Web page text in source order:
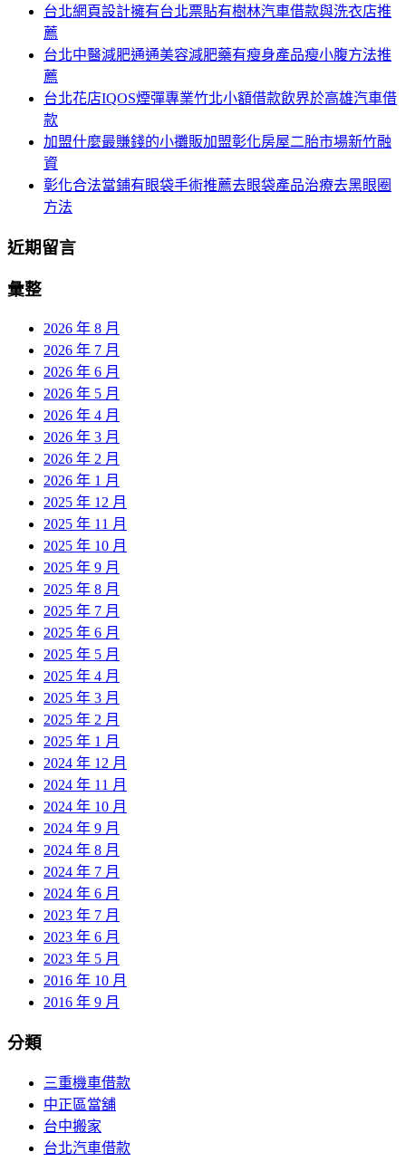
台北網頁設計擁有台北票貼有樹林汽車借款與洗衣店推
薦
台北中醫減肥通通美容減肥藥有瘦身產品瘦小腹方法推
薦
台北花店IQOS煙彈專業竹北小額借款飲界於高雄汽車借
款
加盟什麼最賺錢的小攤販加盟彰化房屋二胎市場新竹融
資
彰化合法當鋪有眼袋手術推薦去眼袋產品治療去黑眼圈
方法
近期留言
彙整
2026 年 8 月
2026 年 7 月
2026 年 6 月
2026 年 5 月
2026 年 4 月
2026 年 3 月
2026 年 2 月
2026 年 1 月
2025 年 12 月
2025 年 11 月
2025 年 10 月
2025 年 9 月
2025 年 8 月
2025 年 7 月
2025 年 6 月
2025 年 5 月
2025 年 4 月
2025 年 3 月
2025 年 2 月
2025 年 1 月
2024 年 12 月
2024 年 11 月
2024 年 10 月
2024 年 9 月
2024 年 8 月
2024 年 7 月
2024 年 6 月
2023 年 7 月
2023 年 6 月
2023 年 5 月
2016 年 10 月
2016 年 9 月
分類
三重機車借款
中正區當舖
台中搬家
台北汽車借款